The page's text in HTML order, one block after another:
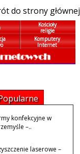
do strony głównej
Kościoły
religie
Komputery
Internet
konfekcyjne w
–..
laserowe –